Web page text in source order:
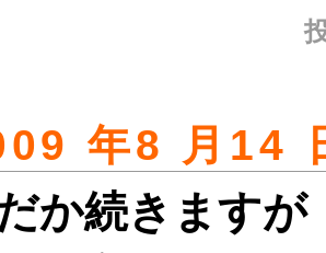
年8 月14
か続きますが